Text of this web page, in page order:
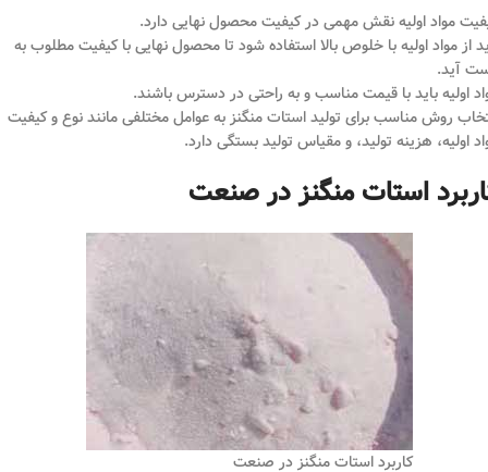
مواد اولیه نقش مهمی در کیفیت محصول نهایی دارد.
از مواد اولیه با خلوص بالا استفاده شود تا محصول نهایی با کیفیت مطلوب به
آید.
اولیه باید با قیمت مناسب و به راحتی در دسترس باشند.
روش مناسب برای تولید استات منگنز به عوامل مختلفی مانند نوع و کیفیت
اولیه، هزینه تولید، و مقیاس تولید بستگی دارد.
استات منگنز در صنعت
کاربرد استات منگنز در صنعت